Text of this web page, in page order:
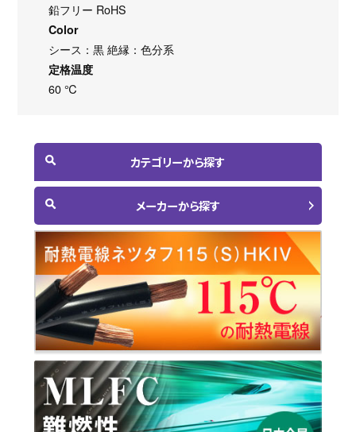
鉛フリー RoHS
Color
シース：黒 絶縁：色分系
定格温度
60 ℃
カテゴリーから探す
メーカーから探す